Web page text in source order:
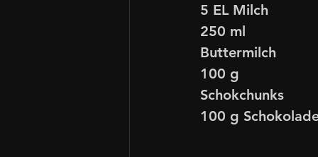
5 EL Milch
250 ml
Buttermilch
100 g
Schokchunks
100 g